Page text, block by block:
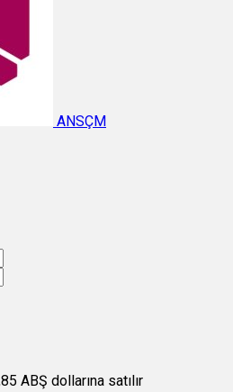
ANSÇM
ABŞ dollarına satılır